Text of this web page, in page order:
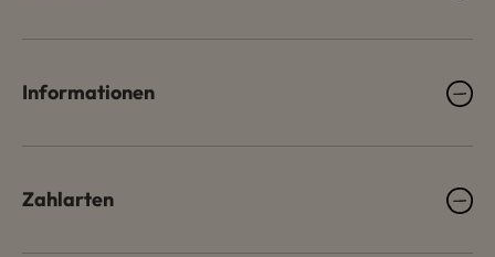
Informationen
Zahlarten